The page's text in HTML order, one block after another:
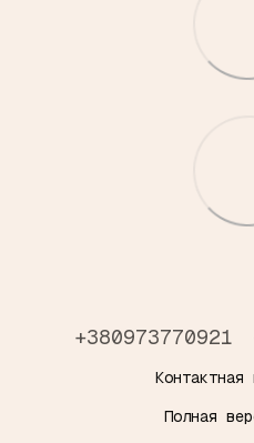
+380973770921
Контактная
Полная